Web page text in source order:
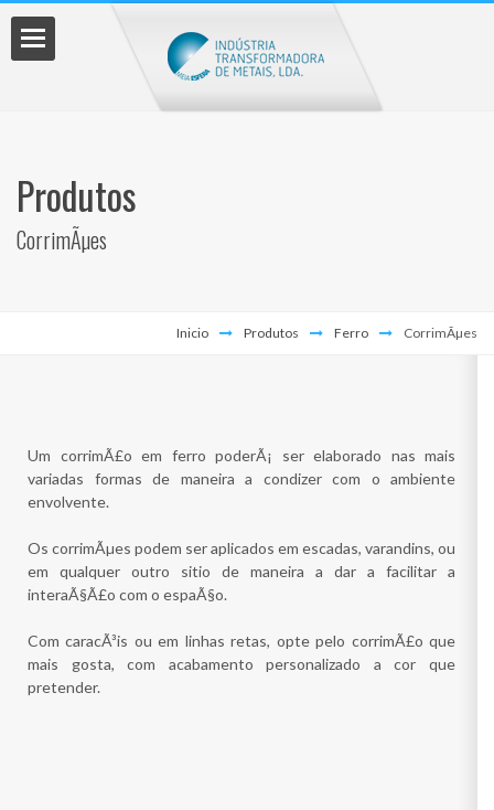
Produtos
CorrimÃµes
Inicio Produtos Ferro CorrimÃµes
Um corrimÃ£o em ferro poderÃ¡ ser elaborado nas mais
variadas formas de maneira a condizer com o ambiente
envolvente.
Os corrimÃµes podem ser aplicados em escadas, varandins, ou
em qualquer outro sitio de maneira a dar a facilitar a
interaÃ§Ã£o com o espaÃ§o.
Com caracÃ³is ou em linhas retas, opte pelo corrimÃ£o que
mais gosta, com acabamento personalizado a cor que
pretender.